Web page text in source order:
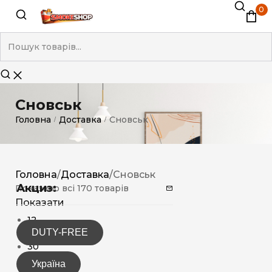
0
Сновськ
Головна / Доставка / Сновськ
Акциз:
DUTY-FREE
Україна
Головна/Доставка/Сновськ
Показано всі 170 товарів
Показати
12
15
30